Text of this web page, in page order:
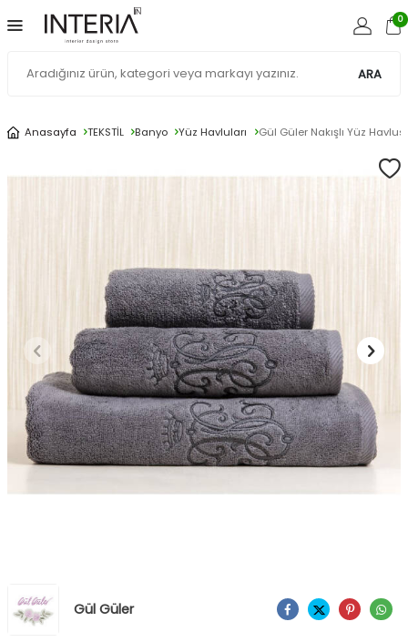
ARA
0
Anasayfa TEKSTİL Banyo Yüz Havluları Gül Güler Nakışlı Yüz
Gül Güler Ürünü Paylaş